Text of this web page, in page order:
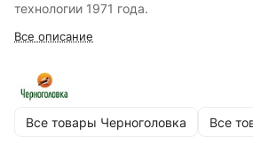
технологии 1971 года.
Все описание
Все товары Черноголовка Все